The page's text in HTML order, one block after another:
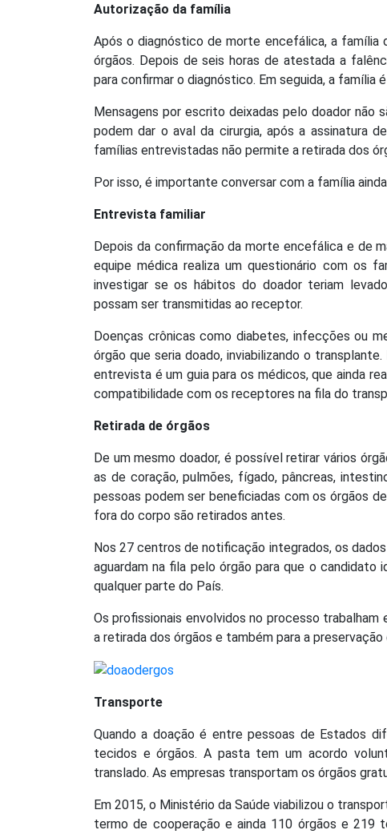
Autorização da família
Após o diagnóstico de morte encefálica, a
órgãos. Depois de seis horas de atestada a
para confirmar o diagnóstico. Em seguida, a família
Mensagens por escrito deixadas pelo doador não
podem dar o aval da cirurgia, após a assinatura
famílias entrevistadas não permite a retirada dos
Por isso, é importante conversar com a família
Entrevista familiar
Depois da confirmação da morte encefálica e de
equipe médica realiza um questionário com os
investigar se os hábitos do doador teriam
possam ser transmitidas ao receptor.
Doenças crônicas como diabetes, infecções ou
órgão que seria doado, inviabilizando o
entrevista é um guia para os médicos, que ainda
compatibilidade com os receptores na fila do
Retirada de órgãos
De um mesmo doador, é possível retirar vários
as de coração, pulmões, fígado, pâncreas,
pessoas podem ser beneficiadas com os órgãos
fora do corpo são retirados antes.
Nos 27 centros de notificação integrados, os
aguardam na fila pelo órgão para que o
qualquer parte do País.
Os profissionais envolvidos no processo
a retirada dos órgãos e também para a
Transporte
Quando a doação é entre pessoas de Estados
tecidos e órgãos. A pasta tem um acordo
translado. As empresas transportam os órgãos
Em 2015, o Ministério da Saúde viabilizou o
termo de cooperação e ainda 110 órgãos e